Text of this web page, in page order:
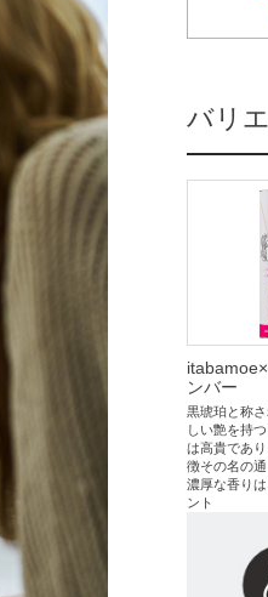
バリ
ンバー
黒琥珀と称
しい艶を持
は高貴であ
徴その名の
濃厚な香り
ント